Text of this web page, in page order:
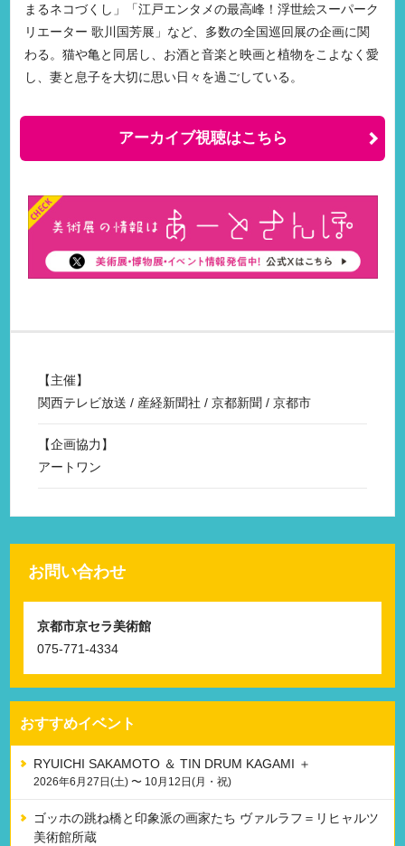
まるネコづくし」「江戸エンタメの最高峰！浮世絵スーパーク
リエーター 歌川国芳展」など、多数の全国巡回展の企画に関
わる。猫や亀と同居し、お酒と音楽と映画と植物をこよなく愛
し、妻と息子を大切に思い日々を過ごしている。
アーカイブ視聴はこちら
主催
関西テレビ放送 / 産経新聞社 / 京都新聞 / 京都市
企画協力
アートワン
お問い合わせ
京都市京セラ美術館
075-771-4334
おすすめイベント
RYUICHI SAKAMOTO ＆ TIN DRUM KAGAMI ＋
2026年6月27日(土) 〜 10月12日(月・祝)
ゴッホの跳ね橋と印象派の画家たち ヴァルラフ＝リヒャルツ
美術館所蔵